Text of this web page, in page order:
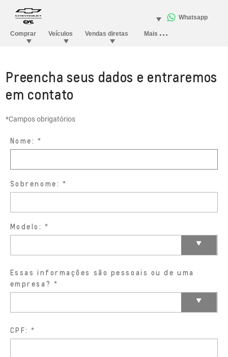
Preencha seus dados e entraremos
em contato
*Campos obrigatórios
Nome:
Sobrenome:
Modelo:
Essas informações são pessoais ou de uma
empresa?
CPF: